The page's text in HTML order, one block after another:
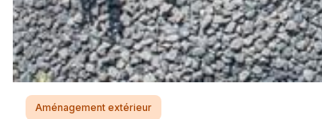
Aménagement extérieur